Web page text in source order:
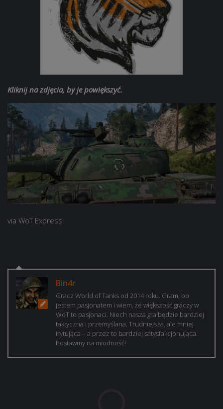
Kliknij na zdjęcia, by je powiększyć.
via WoT Express
Bin4r
Gracz World of Tanks od 2014 roku. Gram, bo
jestem pasjonatem i wiem, że większość graczy w
WoT to pasjonaci. Niech nasza gra będzie bardziej
taktyczna i przemyślana. Trudniejsza, ale mniej
irytująca – a przez to bardziej satysfakcjonująca.
Postawmy na miodność!